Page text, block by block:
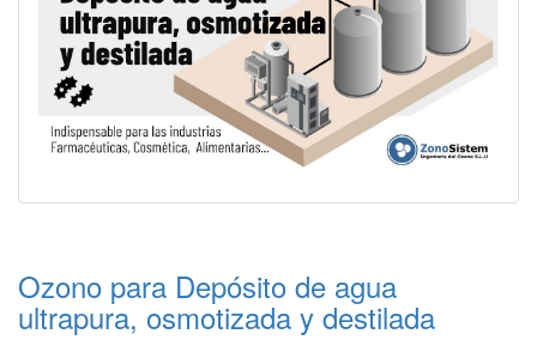
Ozono para Depósito de agua
ultrapura, osmotizada y destilada